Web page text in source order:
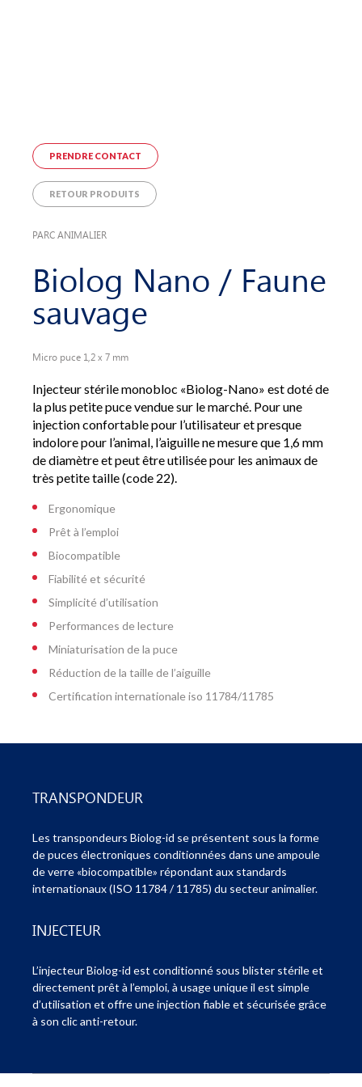
PRENDRE CONTACT
RETOUR PRODUITS
PARC ANIMALIER
Biolog Nano / Faune
sauvage
Micro puce 1,2 x 7 mm
Injecteur stérile monobloc «Biolog-Nano» est doté de
la plus petite puce vendue sur le marché. Pour une
injection confortable pour l’utilisateur et presque
indolore pour l’animal, l’aiguille ne mesure que 1,6 mm
de diamètre et peut être utilisée pour les animaux de
très petite taille (code 22).
Ergonomique
Prêt à l’emploi
Biocompatible
Fiabilité et sécurité
Simplicité d’utilisation
Performances de lecture
Miniaturisation de la puce
Réduction de la taille de l’aiguille
Certification internationale iso 11784/11785
TRANSPONDEUR
Les transpondeurs Biolog-id se présentent sous la forme
de puces électroniques conditionnées dans une ampoule
de verre «biocompatible» répondant aux standards
internationaux (ISO 11784 / 11785) du secteur animalier.
INJECTEUR
L’injecteur Biolog-id est conditionné sous blister stérile et
directement prêt à l’emploi, à usage unique il est simple
d’utilisation et offre une injection fiable et sécurisée grâce
à son clic anti-retour.